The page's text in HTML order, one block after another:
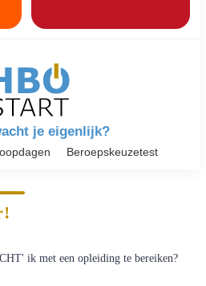
je eigenlijk?
Beroepskeuzetest
ik met een opleiding te bereiken?